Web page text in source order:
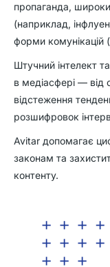
пропаганда,
(наприклад,
форми комунікацій
Штучний інтелект
в медіасфері — від
відстеження
розшифровок
Avitar допомагає
законам та
контенту.